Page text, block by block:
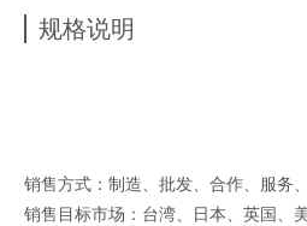
规格说明
销售方式：制造、批发、合作、服务
销售目标市场：台湾、日本、英国、